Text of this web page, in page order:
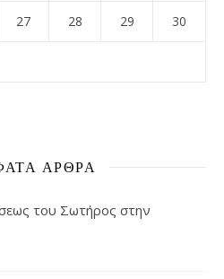
27 28 29 30
ΆΡΘΡΑ
του Σωτήρος στην